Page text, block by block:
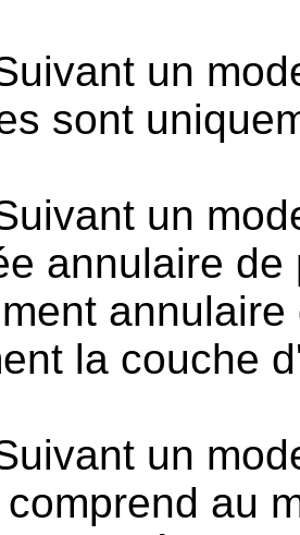
un
sont
un
annulaire de
la couche
un
au